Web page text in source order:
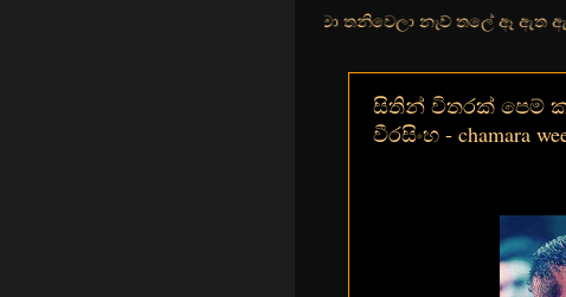
මුහුදු තීරේ ගල් මල් පිපුන යායේ මා තනිවෙලා නැව් තලේ ඈ ඇත ඇගේ
සිතින් විතරක්‌ පෙම්
වීරසිංහ - chamara